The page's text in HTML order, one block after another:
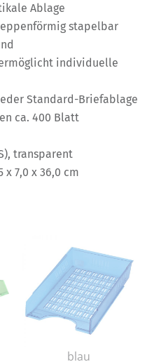
Ablage
stapelbar
individuelle
Standard-Briefablage
ca. 400 Blatt
transparent
x 7,0 x 36,0 cm
blau